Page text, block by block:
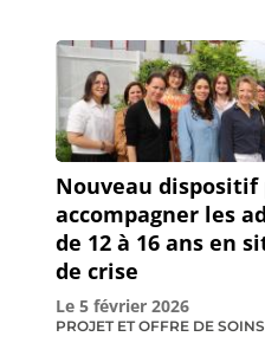
Nouveau dispositif
accompagner les
de 12 à 16 ans en
de crise
Le 5 février 2026
PROJET ET OFFRE DE SOINS